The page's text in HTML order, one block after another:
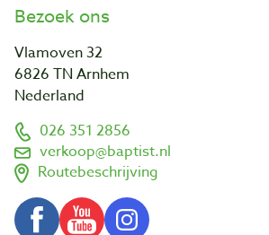
Bezoek ons
Vlamoven 32
6826 TN Arnhem
Nederland
026 351 2856
verkoop@baptist.nl
Routebeschrijving